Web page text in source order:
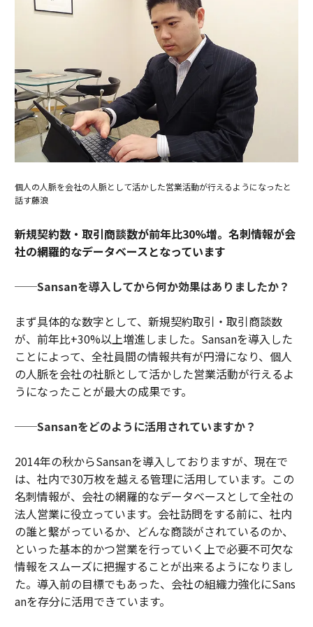
個人の人脈を会社の人脈として活かした営業活動が行えるようになったと
話す藤浪
新規契約数・取引商談数が前年比30%増。名刺情報が会
社の網羅的なデータベースとなっています
──Sansanを導入してから何か効果はありましたか？
まず具体的な数字として、新規契約取引・取引商談数
が、前年比+30%以上増進しました。Sansanを導入した
ことによって、全社員間の情報共有が円滑になり、個人
の人脈を会社の社脈として活かした営業活動が行えるよ
うになったことが最大の成果です。
──Sansanをどのように活用されていますか？
2014年の秋からSansanを導入しておりますが、現在で
は、社内で30万枚を越える管理に活用しています。この
名刺情報が、会社の網羅的なデータベースとして全社の
法人営業に役立っています。会社訪問をする前に、社内
の誰と繫がっているか、どんな商談がされているのか、
といった基本的かつ営業を行っていく上で必要不可欠な
情報をスムーズに把握することが出来るようになりまし
た。導入前の目標でもあった、会社の組織力強化にSans
anを存分に活用できています。